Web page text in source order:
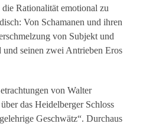
Rationalität emotional zu
Von Schamanen und ihren
von Subjekt und
seinen zwei Antrieben Eros
von Walter
das Heidelberger Schloss
Geschwätz“. Durchaus